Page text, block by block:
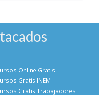
Online Gratis
Gratis INEM
Gratis Trabajadores